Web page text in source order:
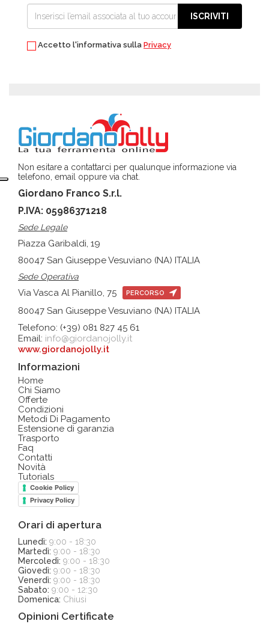
ISCRIVITI
Accetto l'informativa sulla Privacy
Non esitare a contattarci per qualunque informazione via
telefono, email oppure via chat.
Giordano Franco S.r.l.
P.IVA: 05986371218
Sede Legale
Piazza Garibaldi, 19
80047 San Giuseppe Vesuviano (NA) ITALIA
Sede Operativa
Via Vasca Al Pianillo, 75 PERCORSO
80047 San Giuseppe Vesuviano (NA) ITALIA
Telefono: (+39) 081 827 45 61
Email: info@giordanojolly.it
www.giordanojolly.it
Informazioni
Home
Chi Siamo
Offerte
Condizioni
Metodi Di Pagamento
Estensione di garanzia
Trasporto
Faq
Contatti
Novità
Tutorials
Cookie Policy
Privacy Policy
Orari di apertura
Lunedì: 9:00 - 18:30
Martedì: 9:00 - 18:30
Mercoledì: 9:00 - 18:30
Giovedì: 9:00 - 18:30
Venerdì: 9:00 - 18:30
Sabato: 9:00 - 12:30
Domenica: Chiusi
Opinioni Certificate